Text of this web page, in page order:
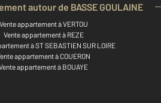
autour de BASSE GOULAINE
Vente appartement à VERTOU
Vente appartement à REZE
à ST SEBASTIEN SUR LOIRE
appartement à COUERON
appartement à BOUAYE